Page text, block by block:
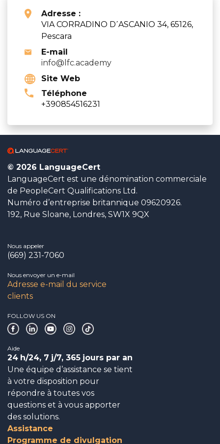
Adresse :
VIA CORRADINO D΄ASCANIO 34, 65126,
Pescara
E-mail
info@lfc.academy
Site Web
Téléphone
+390854516231
© 2026 LanguageCert
LanguageCert est une dénomination commerciale
de PeopleCert Qualifications Ltd.
Numéro d’entreprise britannique 09620926.
192, Rue Sloane, Londres, SW1X 9QX
Nous appeler
(669) 231-7060
Nous envoyer un e-mail
Adresse e-mail du service
clients
FOLLOW US ON
Aide
24 h/24, 7 j/7, 365 jours par an
Une équipe d’assistance se tient
à votre disposition pour
répondre à toutes vos
questions et à vous apporter
des solutions.
Assistance
Programme de divulgation